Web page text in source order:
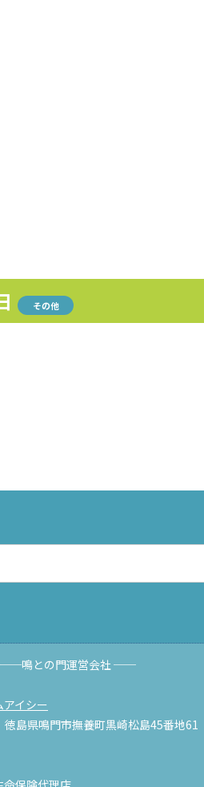
その他
──鳴との門運営会社 ──
イシー
島県鳴門市撫養町黒崎松島45番地61